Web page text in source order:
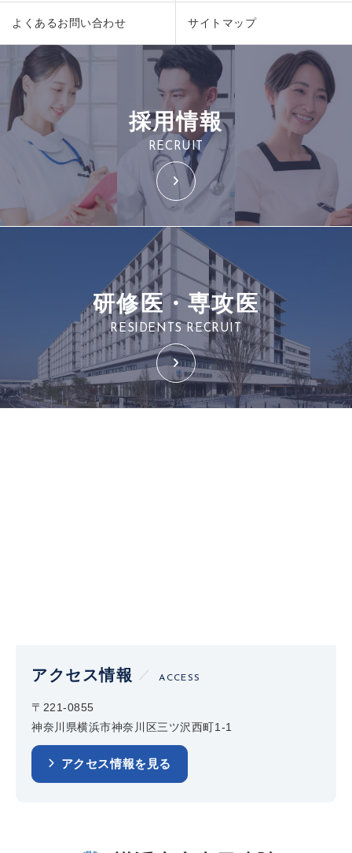
よくあるお問い合わせ サイトマップ
採用情報
RECRUIT
研修医・専攻医
RESIDENTS RECRUIT
アクセス情報 ACCESS
〒221-0855
神奈川県横浜市神奈川区三ツ沢西町1-1
アクセス情報を見る